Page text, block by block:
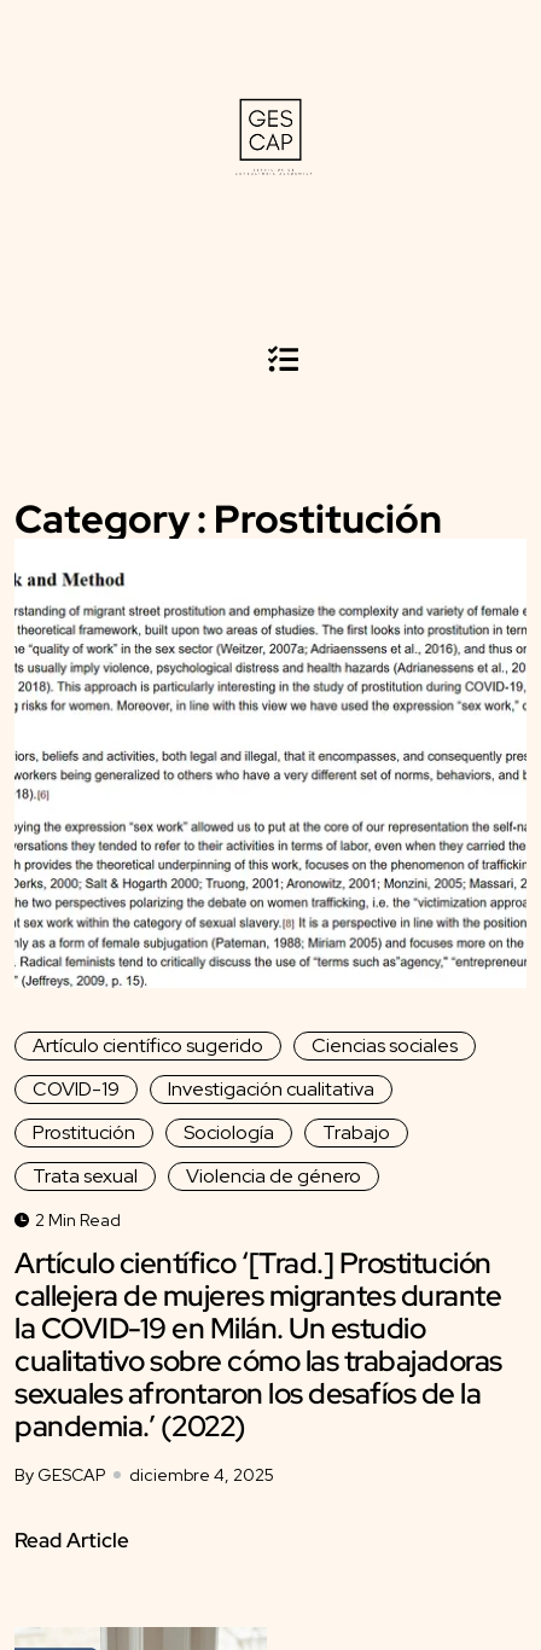
Category : Prostitución
Artículo científico sugerido
Ciencias sociales
COVID-19
Investigación cualitativa
Prostitución
Sociología
Trabajo
Trata sexual
Violencia de género
2 Min Read
Artículo científico ‘[Trad.] Prostitución
callejera de mujeres migrantes durante
la COVID-19 en Milán. Un estudio
cualitativo sobre cómo las trabajadoras
sexuales afrontaron los desafíos de la
pandemia.’ (2022)
By GESCAP diciembre 4, 2025
Read Article